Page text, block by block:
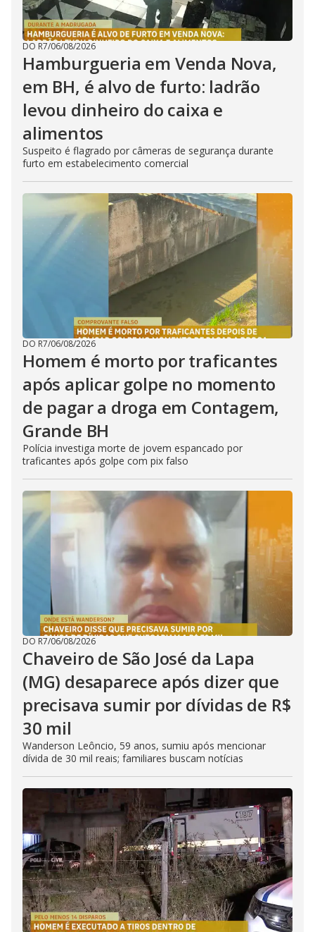
DO R7/06/08/2026
Hamburgueria em Venda Nova,
em BH, é alvo de furto: ladrão
levou dinheiro do caixa e
alimentos
Suspeito é flagrado por câmeras de segurança durante
furto em estabelecimento comercial
DO R7/06/08/2026
Homem é morto por traficantes
após aplicar golpe no momento
de pagar a droga em Contagem,
Grande BH
Polícia investiga morte de jovem espancado por
traficantes após golpe com pix falso
DO R7/06/08/2026
Chaveiro de São José da Lapa
(MG) desaparece após dizer que
precisava sumir por dívidas de R$
30 mil
Wanderson Leôncio, 59 anos, sumiu após mencionar
dívida de 30 mil reais; familiares buscam notícias